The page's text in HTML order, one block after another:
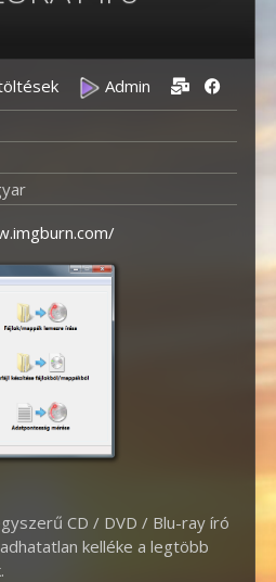
in Posted by
Admin
CD / DVD / Blu-ray író
kelléke a legtöbb